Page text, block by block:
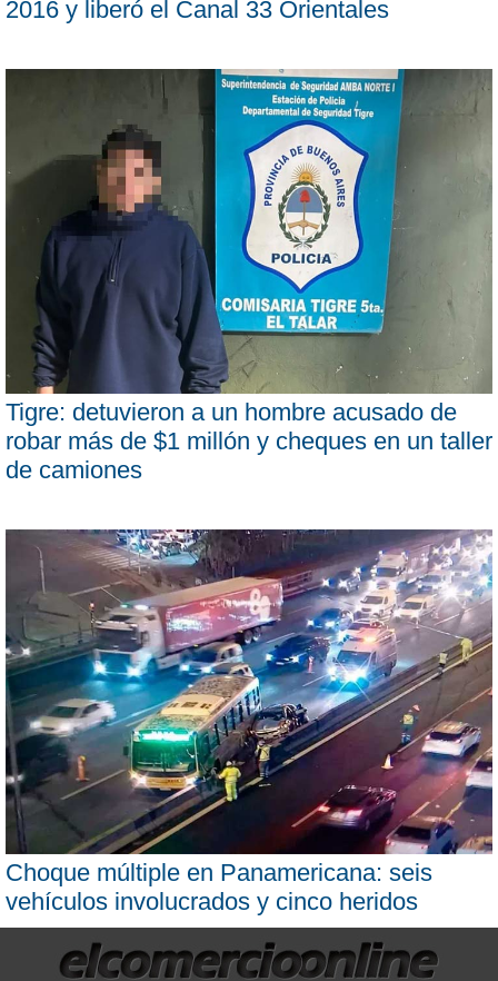
2016 y liberó el Canal 33 Orientales
Tigre: detuvieron a un hombre acusado de
robar más de $1 millón y cheques en un taller
de camiones
Choque múltiple en Panamericana: seis
vehículos involucrados y cinco heridos